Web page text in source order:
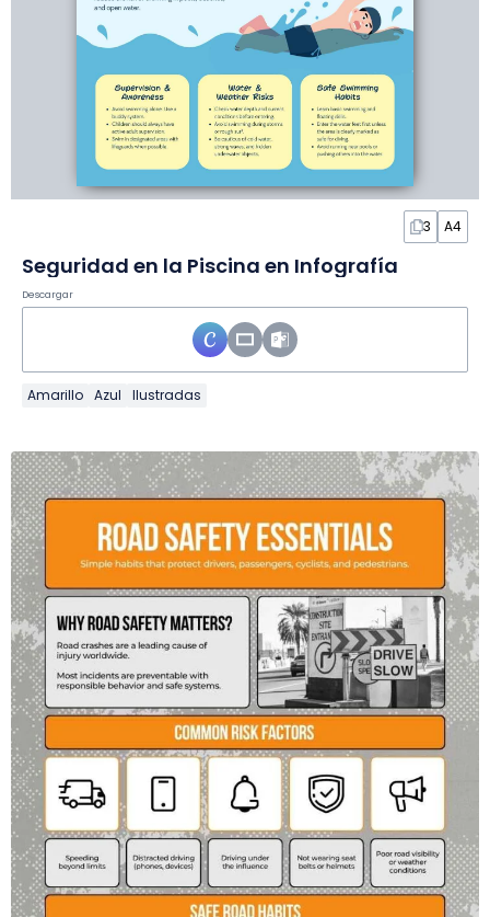
3 A4
Seguridad en la Piscina en Infografía
Descargar
Amarillo Azul Ilustradas